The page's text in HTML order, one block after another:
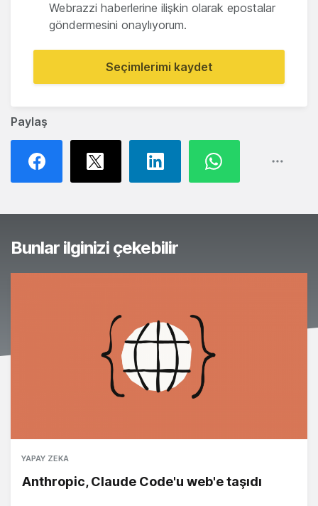
Paylaş
Webrazzi haberlerine ilişkin olarak epostalar
göndermesini onaylıyorum.
Seçimlerimi kaydet
Bunlar ilginizi çekebilir
YAPAY ZEKA
Anthropic, Claude Code'u web'e taşıdı